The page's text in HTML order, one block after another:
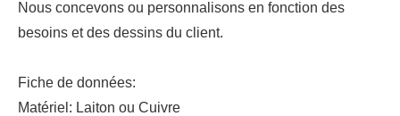
Nous concevons ou personnalisons en fonction des
besoins et des dessins du client.
Fiche de données:
Matériel: Laiton ou Cuivre